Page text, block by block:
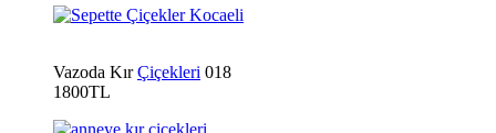
Vazoda KırÇiçekleri 018
1800TL